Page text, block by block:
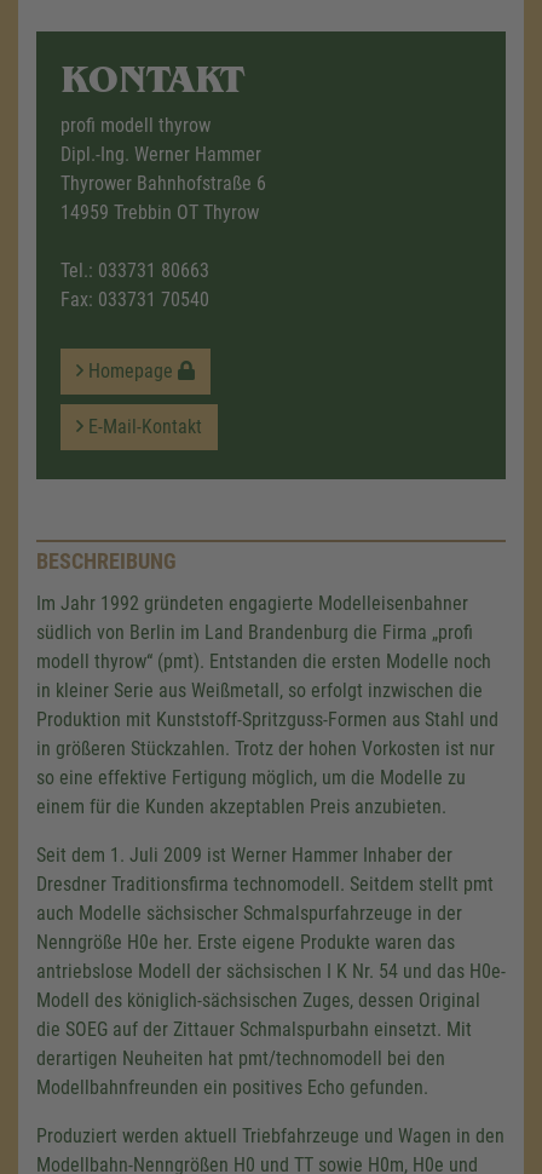
KONTAKT
profi modell thyrow
Dipl.-Ing. Werner Hammer
Thyrower Bahnhofstraße 6
14959 Trebbin OT Thyrow
Tel.: 033731 80663
Fax: 033731 70540
Homepage
E-Mail-Kontakt
BESCHREIBUNG
Im Jahr 1992 gründeten engagierte Modelleisenbahner
südlich von Berlin im Land Brandenburg die Firma „profi
modell thyrow“ (pmt). Entstanden die ersten Modelle noch
in kleiner Serie aus Weißmetall, so erfolgt inzwischen die
Produktion mit Kunststoff-Spritzguss-Formen aus Stahl und
in größeren Stückzahlen. Trotz der hohen Vorkosten ist nur
so eine effektive Fertigung möglich, um die Modelle zu
einem für die Kunden akzeptablen Preis anzubieten.
Seit dem 1. Juli 2009 ist Werner Hammer Inhaber der
Dresdner Traditionsfirma technomodell. Seitdem stellt pmt
auch Modelle sächsischer Schmalspurfahrzeuge in der
Nenngröße H0e her. Erste eigene Produkte waren das
antriebslose Modell der sächsischen I K Nr. 54 und das H0e-
Modell des königlich-sächsischen Zuges, dessen Original
die SOEG auf der Zittauer Schmalspurbahn einsetzt. Mit
derartigen Neuheiten hat pmt/technomodell bei den
Modellbahnfreunden ein positives Echo gefunden.
Produziert werden aktuell Triebfahrzeuge und Wagen in den
Modellbahn-Nenngrößen H0 und TT sowie H0m, H0e und
Wir benötigen Ihre Zustimmung,
um den Google Maps-Service zu
laden!
Wir verwenden einen Service eines